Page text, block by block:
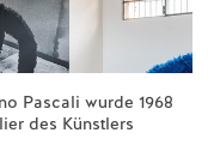
Pascali wurde 1968
des Künstlers